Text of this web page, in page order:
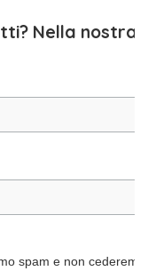
Nella nostra
spam e non